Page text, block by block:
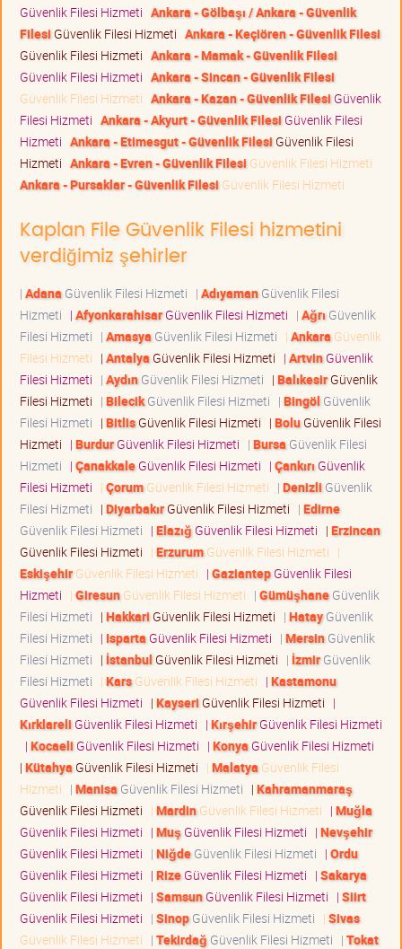
Güvenlik Filesi Hizmeti Ankara - Gölbaşı / Ankara - Güvenlik
Filesi Güvenlik Filesi Hizmeti Ankara - Keçiören - Güvenlik Filesi
Güvenlik Filesi Hizmeti Ankara - Mamak - Güvenlik Filesi
Güvenlik Filesi Hizmeti Ankara - Sincan - Güvenlik Filesi
Güvenlik Filesi Hizmeti Ankara - Kazan - Güvenlik Filesi Güvenlik
Filesi Hizmeti Ankara - Akyurt - Güvenlik Filesi Güvenlik Filesi
Hizmeti Ankara - Etimesgut - Güvenlik Filesi Güvenlik Filesi
Hizmeti Ankara - Evren - Güvenlik Filesi Güvenlik Filesi Hizmeti
Ankara - Pursaklar - Güvenlik Filesi Güvenlik Filesi Hizmeti
Kaplan File Güvenlik Filesi hizmetini
verdiğimiz şehirler
| Adana Güvenlik Filesi Hizmeti | AdıyamanGüvenlik Filesi
Hizmeti | AfyonkarahisarGüvenlik Filesi Hizmeti | Ağrı Güvenlik
Filesi Hizmeti | Amasya Güvenlik Filesi Hizmeti | Ankara Güvenlik
Filesi Hizmeti | Antalya Güvenlik Filesi Hizmeti | ArtvinGüvenlik
Filesi Hizmeti | AydınGüvenlik Filesi Hizmeti | BalıkesirGüvenlik
Filesi Hizmeti | BilecikGüvenlik Filesi Hizmeti | Bingöl Güvenlik
Filesi Hizmeti | BitlisGüvenlik Filesi Hizmeti | BoluGüvenlik Filesi
Hizmeti | BurdurGüvenlik Filesi Hizmeti | Bursa Güvenlik Filesi
Hizmeti | ÇanakkaleGüvenlik Filesi Hizmeti | Çankırı Güvenlik
Filesi Hizmeti | ÇorumGüvenlik Filesi Hizmeti | Denizli Güvenlik
Filesi Hizmeti | DiyarbakırGüvenlik Filesi Hizmeti | Edirne
Güvenlik Filesi Hizmeti | Elazığ Güvenlik Filesi Hizmeti | Erzincan
Güvenlik Filesi Hizmeti | ErzurumGüvenlik Filesi Hizmeti |
EskişehirGüvenlik Filesi Hizmeti | GaziantepGüvenlik Filesi
Hizmeti | GiresunGüvenlik Filesi Hizmeti | GümüşhaneGüvenlik
Filesi Hizmeti | Hakkari Güvenlik Filesi Hizmeti | HatayGüvenlik
Filesi Hizmeti | Isparta Güvenlik Filesi Hizmeti | MersinGüvenlik
Filesi Hizmeti | İstanbul Güvenlik Filesi Hizmeti | İzmirGüvenlik
Filesi Hizmeti | KarsGüvenlik Filesi Hizmeti | Kastamonu
Güvenlik Filesi Hizmeti | Kayseri Güvenlik Filesi Hizmeti |
Kırklareli Güvenlik Filesi Hizmeti | KırşehirGüvenlik Filesi Hizmeti
| Kocaeli Güvenlik Filesi Hizmeti | Konya Güvenlik Filesi Hizmeti
| Kütahya Güvenlik Filesi Hizmeti | Malatya Güvenlik Filesi
Hizmeti | Manisa Güvenlik Filesi Hizmeti | Kahramanmaraş
Güvenlik Filesi Hizmeti | MardinGüvenlik Filesi Hizmeti | Muğla
Güvenlik Filesi Hizmeti | Muş Güvenlik Filesi Hizmeti | Nevşehir
Güvenlik Filesi Hizmeti | NiğdeGüvenlik Filesi Hizmeti | Ordu
Güvenlik Filesi Hizmeti | RizeGüvenlik Filesi Hizmeti | Sakarya
Güvenlik Filesi Hizmeti | SamsunGüvenlik Filesi Hizmeti | Siirt
Güvenlik Filesi Hizmeti | SinopGüvenlik Filesi Hizmeti | Sivas
Güvenlik Filesi Hizmeti | Tekirdağ Güvenlik Filesi Hizmeti | Tokat